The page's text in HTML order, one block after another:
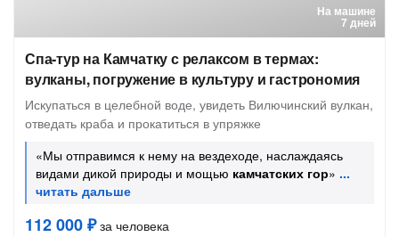
На машине
7 дней
Спа-тур на Камчатку с релаксом в термах:
вулканы, погружение в культуру и гастрономия
Искупаться в целебной воде, увидеть Вилючинский вулкан,
отведать краба и прокатиться в упряжке
«Мы отправимся к нему на вездеходе, наслаждаясь
видами дикой природы и мощью камчатских гор»
112 000 ₽за человека